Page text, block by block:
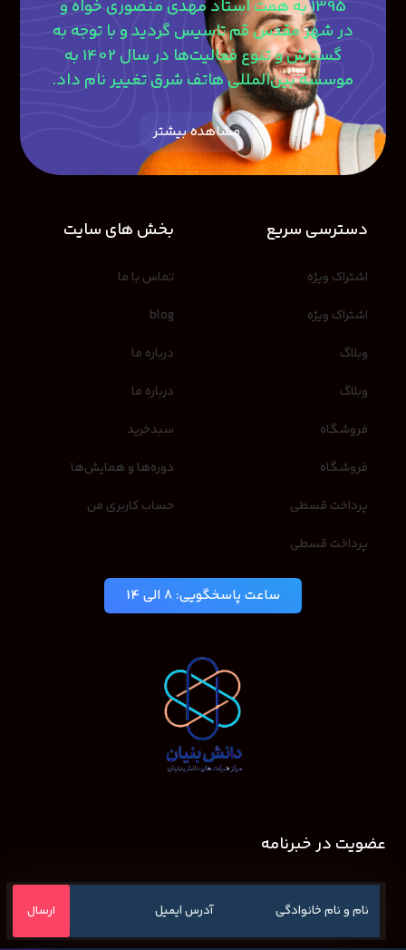
1395 به همت استاد مهدی منصوری‎ خواه و
در شهر مقدس قم تاسیس گردید و با توجه به
گسترش و تنوع فعالیت‌ها در سال 1402 به
موسسه بین‌المللی هاتف شرق تغییر نام داد.
مشاهده بیشتر
دسترسی سریع
اشتراک ویژه
اشتراک ویژه
وبلاگ
وبلاگ
فروشگاه
فروشگاه
پرداخت قسطی
پرداخت قسطی
بخش های سایت
تماس با ما
blog
درباره ما
درباره ما
سبدخرید
دوره‌ها و همایش‌ها
حساب کاربری من
ساعت پاسخگویی: 8 الی 14
عضویت در خبرنامه